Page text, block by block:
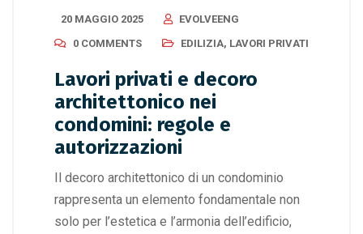
20 MAGGIO 2025
EVOLVEENG
0 COMMENTS
EDILIZIA, LAVORI PRIVATI
Lavori privati e decoro
architettonico nei
condomini: regole e
autorizzazioni
Il decoro architettonico di un condominio
rappresenta un elemento fondamentale non
solo per l’estetica e l’armonia dell’edificio,